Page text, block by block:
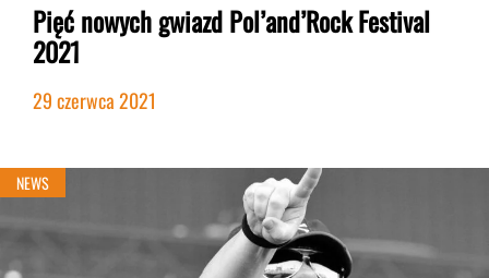
Pięć nowych gwiazd Pol’and’Rock Festival
2021
29 czerwca 2021
NEWS